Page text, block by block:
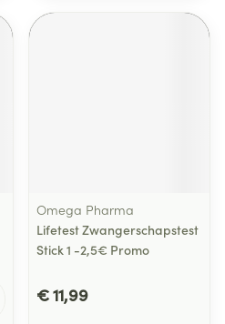
Omega Pharma
Lifetest Zwangerschapstest
Stick 1 -2,5€ Promo
€ 11,99